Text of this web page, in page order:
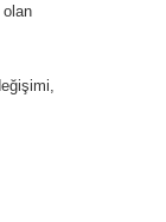
olan